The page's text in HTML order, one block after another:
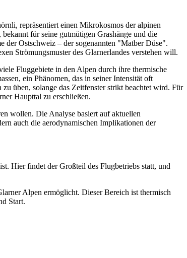
repräsentiert einen Mikrokosmos der alpinen
für seine gutmütigen Grashänge und die
der Ostschweiz – der sogenannten "Matber Düse".
Strömungsmuster des Glarnerlandes verstehen will.
Fluggebiete in den Alpen durch ihre thermische
ein Phänomen, das in seiner Intensität oft
üben, solange das Zeitfenster strikt beachtet wird. Für
Haupttal zu erschließen.
wollen. Die Analyse basiert auf aktuellen
auch die aerodynamischen Implikationen der
Hier findet der Großteil des Flugbetriebs statt, und
Alpen ermöglicht. Dieser Bereich ist thermisch
Start.